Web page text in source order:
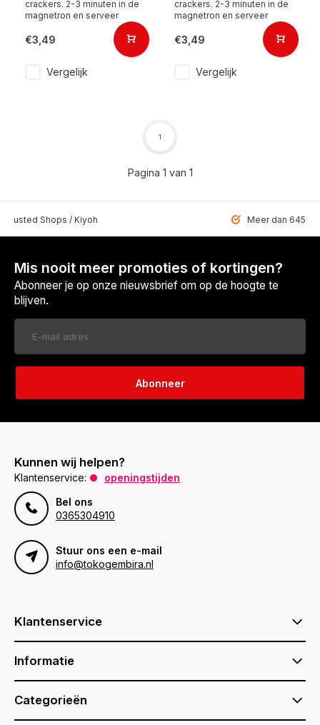
crackers. 2-3 minuten in de
magnetron en serveer
€3,49
Vergelijk
crackers. 2-3 minuten in de
magnetron en serveer
€3,49
Vergelijk
Pagina 1 van 1
1
Shops / Kiyoh Meer dan 6459
Mis nooit meer promoties of kortingen?
Abonneer je op onze nieuwsbrief om op de hoogte te
blijven.
Abonneer
Kunnen wij helpen?
Klantenservice:
openingstijden
Bel ons
0365304910
Stuur ons een e-mail
info@tokogembira.nl
Klantenservice
Informatie
Categorieën